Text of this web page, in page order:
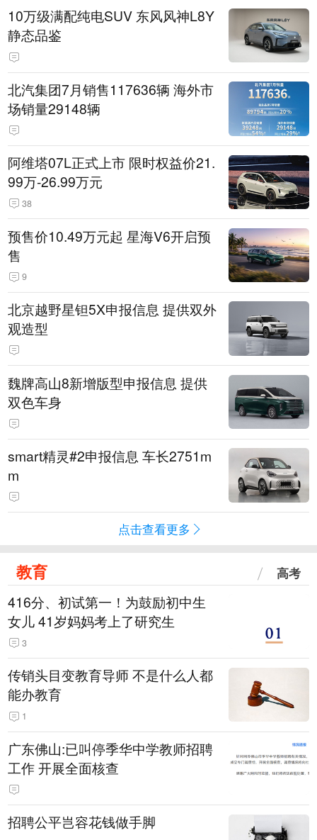
10万级满配纯电SUV 东风风神L8Y
静态品鉴
北汽集团7月销售117636辆 海外市
场销量29148辆
阿维塔07L正式上市 限时权益价21.
99万-26.99万元
38
预售价10.49万元起 星海V6开启预
售
9
北京越野星钽5X申报信息 提供双外
观造型
魏牌高山8新增版型申报信息 提供
双色车身
smart精灵#2申报信息 车长2751m
m
点击查看更多
教育 高考
416分、初试第一！为鼓励初中生
女儿 41岁妈妈考上了研究生
3
传销头目变教育导师 不是什么人都
能办教育
1
广东佛山:已叫停季华中学教师招聘
工作 开展全面核查
招聘公平岂容花钱做手脚